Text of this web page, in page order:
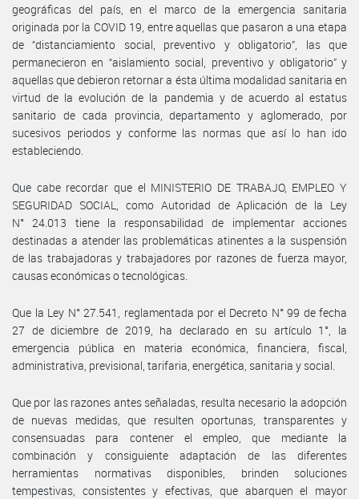
geográficas del país, en el marco de la emergencia sanitaria
originada por la COVID 19, entre aquellas que pasaron a una etapa
de “distanciamiento social, preventivo y obligatorio”, las que
permanecieron en “aislamiento social, preventivo y obligatorio” y
aquellas que debieron retornar a ésta última modalidad sanitaria en
virtud de la evolución de la pandemia y de acuerdo al estatus
sanitario de cada provincia, departamento y aglomerado, por
sucesivos periodos y conforme las normas que así lo han ido
estableciendo.
Que cabe recordar que el MINISTERIO DE TRABAJO, EMPLEO Y
SEGURIDAD SOCIAL, como Autoridad de Aplicación de la Ley
N° 24.013 tiene la responsabilidad de implementar acciones
destinadas a atender las problemáticas atinentes a la suspensión
de las trabajadoras y trabajadores por razones de fuerza mayor,
causas económicas o tecnológicas.
Que la Ley N° 27.541, reglamentada por el Decreto N° 99 de fecha
27 de diciembre de 2019, ha declarado en su artículo 1°, la
emergencia pública en materia económica, financiera, fiscal,
administrativa, previsional, tarifaria, energética, sanitaria y social.
Que por las razones antes señaladas, resulta necesario la adopción
de nuevas medidas, que resulten oportunas, transparentes y
consensuadas para contener el empleo, que mediante la
combinación y consiguiente adaptación de las diferentes
herramientas normativas disponibles, brinden soluciones
tempestivas, consistentes y efectivas, que abarquen el mayor